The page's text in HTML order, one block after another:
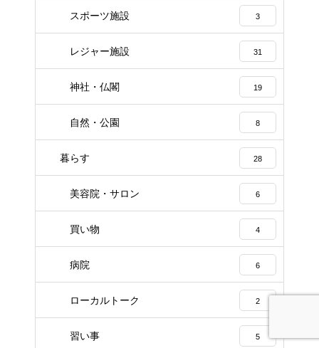
スポーツ施設 3
レジャー施設 31
神社・仏閣 19
自然・公園 8
暮らす 28
美容院・サロン 6
買い物 4
病院 6
ローカルトーク 2
習い事 5